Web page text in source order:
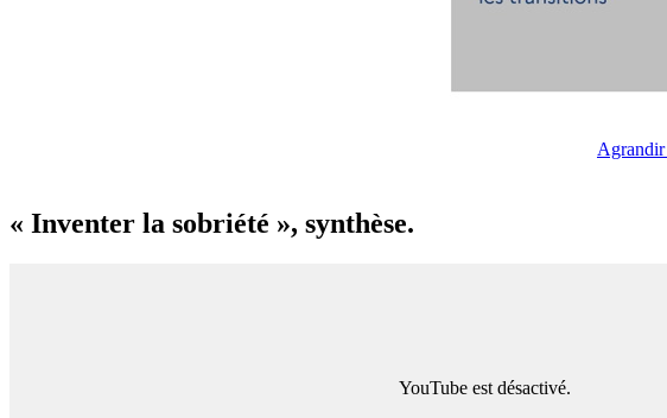
Agrandir
« Inventer la sobriété », synthèse.
YouTube est désactivé.